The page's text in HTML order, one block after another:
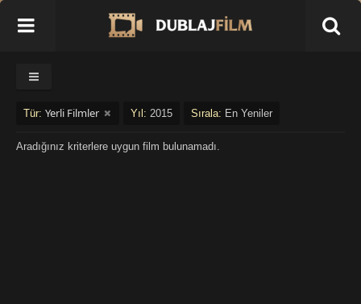
Tür: Yerli Filmler Yıl: 2015 Sırala: En Yeniler
Aradığınız kriterlere uygun film bulunamadı.